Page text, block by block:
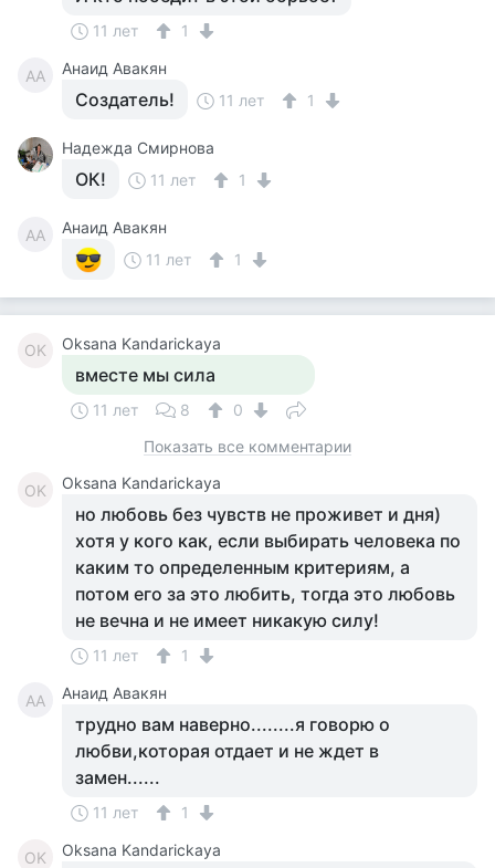
11 лет 1
АА Анаид Авакян
Создатель! 11 лет 1
Надежда Смирнова
ОК! 11 лет 1
АА
Анаид Авакян
11 лет
1
OK Oksana Kandarickaya
вместе мы сила
11 лет 8
0
Показать все комментарии
OK Oksana Kandarickaya
но любовь без чувств не проживет и дня)
хотя у кого как, если выбирать человека по
каким то определенным критериям, а
потом его за это любить, тогда это любовь
не вечна и не имеет никакую силу!
11 лет 1
АА Анаид Авакян
трудно вам наверно........я говорю о
любви,которая отдает и не ждет в
замен......
11 лет 1
OK Oksana Kandarickaya